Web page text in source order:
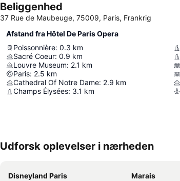
Beliggenhed
37 Rue de Maubeuge, 75009, Paris, Frankrig
Afstand fra Hôtel De Paris Opera
Poissonnière: 0.3 km
Sacré Coeur: 0.9 km
Louvre Museum: 2.1 km
Paris: 2.5 km
Cathedral Of Notre Dame: 2.9 km
Champs Élysées: 3.1 km
Udforsk oplevelser i nærheden
Disneyland Paris Marais